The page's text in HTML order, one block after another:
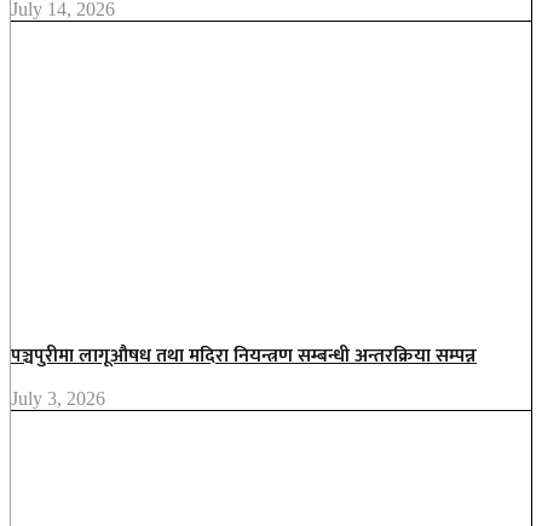
July 14, 2026
पञ्चपुरीमा लागूऔषध तथा मदिरा नियन्त्रण सम्बन्धी अन्तरक्रिया सम्पन्न
July 3, 2026